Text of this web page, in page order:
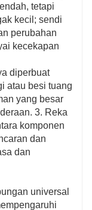
tetapi
kecil; sendi
perubahan
kecekapan
diperbuat
atau besi tuang
yang besar
3. Reka
komponen
dan
dan
universal